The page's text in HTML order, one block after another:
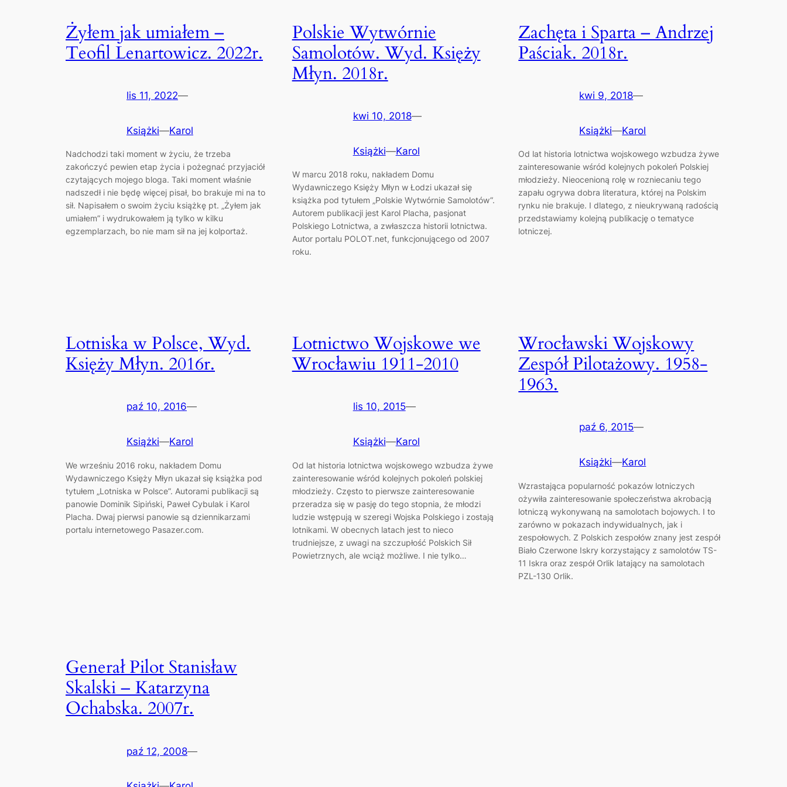
Żyłem jak umiałem –
Teofil Lenartowicz. 2022r.
lis 11, 2022—
Książki—Karol
Nadchodzi taki moment w życiu, że trzeba
zakończyć pewien etap życia i pożegnać przyjaciół
czytających mojego bloga. Taki moment właśnie
nadszedł i nie będę więcej pisał, bo brakuje mi na to
sił. Napisałem o swoim życiu książkę pt. „Żyłem jak
umiałem” i wydrukowałem ją tylko w kilku
egzemplarzach, bo nie mam sił na jej kolportaż.
Polskie Wytwórnie
Samolotów. Wyd. Księży
Młyn. 2018r.
kwi 10, 2018—
Książki—Karol
W marcu 2018 roku, nakładem Domu
Wydawniczego Księży Młyn w Łodzi ukazał się
książka pod tytułem „Polskie Wytwórnie Samolotów”.
Autorem publikacji jest Karol Placha, pasjonat
Polskiego Lotnictwa, a zwłaszcza historii lotnictwa.
Autor portalu POLOT.net, funkcjonującego od 2007
roku.
Zachęta i Sparta – Andrzej
Paściak. 2018r.
kwi 9, 2018—
Książki—Karol
Od lat historia lotnictwa wojskowego wzbudza żywe
zainteresowanie wśród kolejnych pokoleń Polskiej
młodzieży. Nieocenioną rolę w rozniecaniu tego
zapału ogrywa dobra literatura, której na Polskim
rynku nie brakuje. I dlatego, z nieukrywaną radością
przedstawiamy kolejną publikację o tematyce
lotniczej.
Lotniska w Polsce, Wyd.
Księży Młyn. 2016r.
paź 10, 2016—
Książki—Karol
We wrześniu 2016 roku, nakładem Domu
Wydawniczego Księży Młyn ukazał się książka pod
tytułem „Lotniska w Polsce”. Autorami publikacji są
panowie Dominik Sipiński, Paweł Cybulak i Karol
Placha. Dwaj pierwsi panowie są dziennikarzami
portalu internetowego Pasazer.com.
Lotnictwo Wojskowe we
Wrocławiu 1911-2010
lis 10, 2015—
Książki—Karol
Od lat historia lotnictwa wojskowego wzbudza żywe
zainteresowanie wśród kolejnych pokoleń polskiej
młodzieży. Często to pierwsze zainteresowanie
przeradza się w pasję do tego stopnia, że młodzi
ludzie wstępują w szeregi Wojska Polskiego i zostają
lotnikami. W obecnych latach jest to nieco
trudniejsze, z uwagi na szczupłość Polskich Sił
Powietrznych, ale wciąż możliwe. I nie tylko…
Wrocławski Wojskowy
Zespół Pilotażowy. 1958-
1963.
paź 6, 2015—
Książki—Karol
Wzrastająca popularność pokazów lotniczych
ożywiła zainteresowanie społeczeństwa akrobacją
lotniczą wykonywaną na samolotach bojowych. I to
zarówno w pokazach indywidualnych, jak i
zespołowych. Z Polskich zespołów znany jest zespół
Biało Czerwone Iskry korzystający z samolotów TS-
11 Iskra oraz zespół Orlik latający na samolotach
PZL-130 Orlik.
Generał Pilot Stanisław
Skalski – Katarzyna
Ochabska. 2007r.
paź 12, 2008—